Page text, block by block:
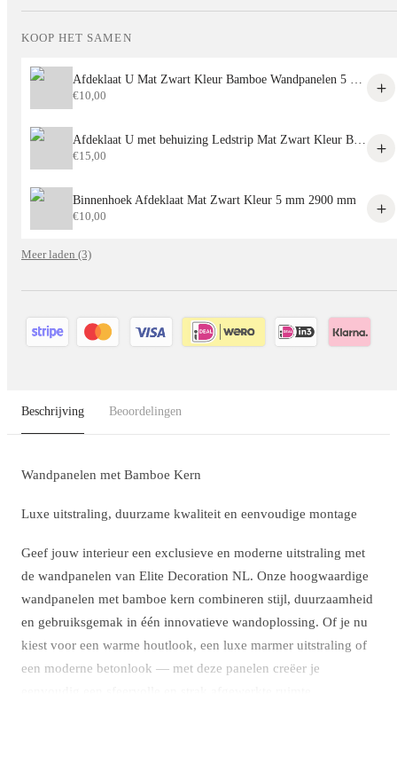
KOOP HET SAMEN
Afdeklaat U Mat Zwart Kleur Bamboe Wandpanelen 5 mm 2900mm
€10,00
Afdeklaat U met behuizing Ledstrip Mat Zwart Kleur Bamboe Wandpanelen 5mm 2900mm
€15,00
Binnenhoek Afdeklaat Mat Zwart Kleur 5 mm 2900 mm
€10,00
Meer laden (3)
Beschrijving Beoordelingen
Wandpanelen met Bamboe Kern
Luxe uitstraling, duurzame kwaliteit en eenvoudige montage
Geef jouw interieur een exclusieve en moderne uitstraling met
de wandpanelen van Elite Decoration NL. Onze hoogwaardige
wandpanelen met bamboe kern combineren stijl, duurzaamheid
en gebruiksgemak in één innovatieve wandoplossing. Of je nu
kiest voor een warme houtlook, een luxe marmer uitstraling of
een moderne betonlook — met deze panelen creëer je